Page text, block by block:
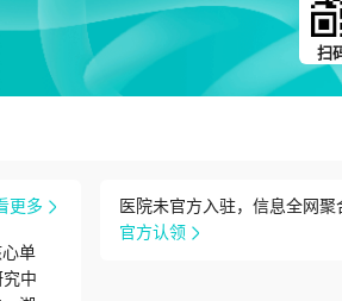
扫
更多
单
中
医院未官方入驻，信息全网聚
官方认领